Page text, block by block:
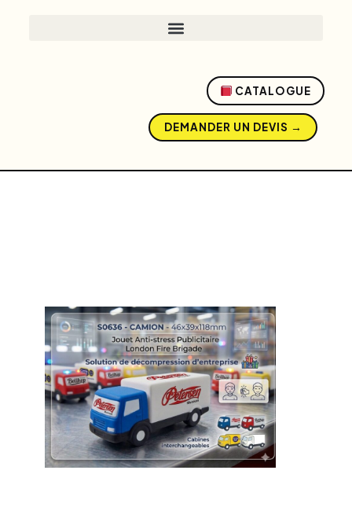
CATALOGUE
DEMANDER UN DEVIS →